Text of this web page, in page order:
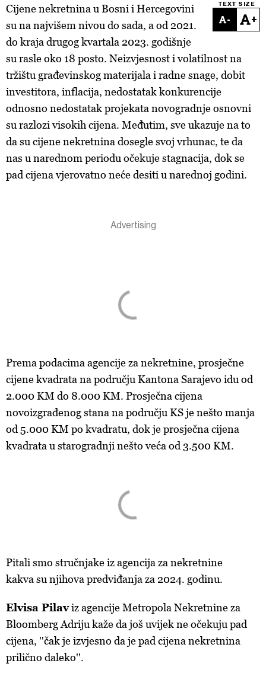
TEXT SIZE
- +
Cijene nekretnina u Bosni i Hercegovini
su na najvišem nivou do sada, a od 2021.
do kraja drugog kvartala 2023. godišnje
su rasle oko 18 posto. Neizvjesnost i volatilnost na
tržištu građevinskog materijala i radne snage, dobit
investitora, inflacija, nedostatak konkurencije
odnosno nedostatak projekata novogradnje osnovni
su razlozi visokih cijena. Međutim, sve ukazuje na to
da su cijene nekretnina dosegle svoj vrhunac, te da
nas u narednom periodu očekuje stagnacija, dok se
pad cijena vjerovatno neće desiti u narednoj godini.
Prema podacima agencije za nekretnine, prosječne
cijene kvadrata na području Kantona Sarajevo idu od
2.000 KM do 8.000 KM. Prosječna cijena
novoizgrađenog stana na području KS je nešto manja
od 5.000 KM po kvadratu, dok je prosječna cijena
kvadrata u starogradnji nešto veća od 3.500 KM.
Pitali smo stručnjake iz agencija za nekretnine
kakva su njihova predviđanja za 2024. godinu.
Elvisa Pilaviz agencije Metropola Nekretnine za
Bloomberg Adriju kaže da još uvijek ne očekuju pad
cijena, ''čak je izvjesno da je pad cijena nekretnina
prilično daleko''.